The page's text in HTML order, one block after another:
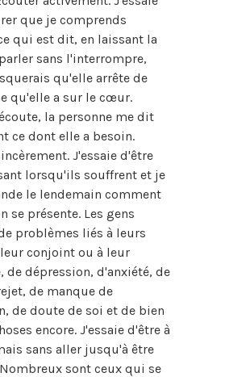
que je comprends
qui est dit, en laissant la
sans l'interrompre,
qu'elle arrête de
qu'elle a sur le cœur.
la personne me dit
ce dont elle a besoin.
J'essaie d'être
lorsqu'ils souffrent et je
le lendemain comment
se présente. Les gens
problèmes liés à leurs
conjoint ou à leur
de dépression, d'anxiété, de
de manque de
de doute de soi et de bien
encore. J'essaie d'être à
sans aller jusqu'à être
sont ceux qui se